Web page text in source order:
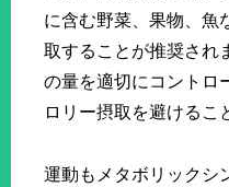
に含む野菜、果物、魚
取することが推奨され
の量を適切にコントロ
ロリー摂取を避けるこ
運動もメタボリックシ